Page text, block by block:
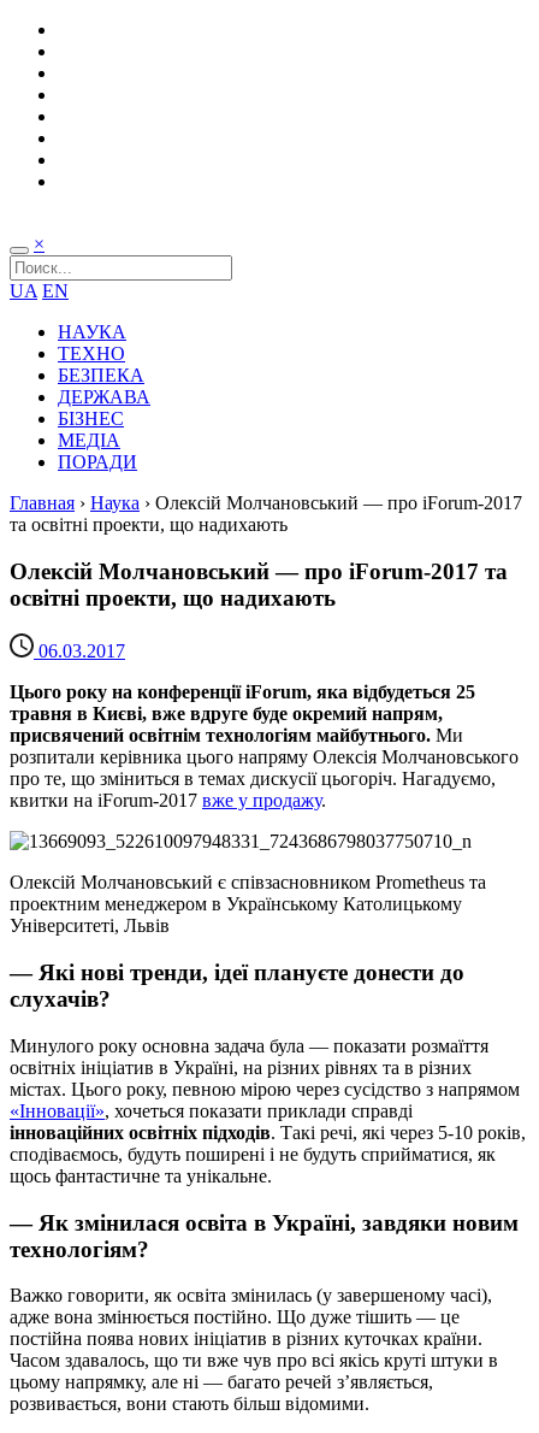
×
UA EN
НАУКА
ТЕХНО
БЕЗПЕКА
ДЕРЖАВА
БІЗНЕС
МЕДІА
ПОРАДИ
Главная › Наука › Олексій Молчановський — про iForum-2017
та освітні проекти, що надихають
Олексій Молчановський — про iForum-2017 та
освітні проекти, що надихають
06.03.2017
Цього року на конференції iForum, яка відбудеться 25
травня в Києві, вже вдруге буде окремий напрям,
присвячений освітнім технологіям майбутнього. Ми
розпитали керівника цього напряму Олексія Молчановського
про те, що зміниться в темах дискусії цьогоріч. Нагадуємо,
квитки на iForum-2017 вже у продажу.
Олексій Молчановський є співзасновником Prometheus та
проектним менеджером в Українському Католицькому
Університеті, Львів
— Які нові тренди, ідеї плануєте донести до
слухачів?
Минулого року основна задача була — показати розмаїття
освітніх ініціатив в Україні, на різних рівнях та в різних
містах. Цього року, певною мірою через сусідство з напрямом
«Інновації», хочеться показати приклади справді
інноваційних освітніх підходів. Такі речі, які через 5-10 років,
сподіваємось, будуть поширені і не будуть сприйматися, як
щось фантастичне та унікальне.
— Як змінилася освіта в Україні, завдяки новим
технологіям?
Важко говорити, як освіта змінилась (у завершеному часі),
адже вона змінюється постійно. Що дуже тішить — це
постійна поява нових ініціатив в різних куточках країни.
Часом здавалось, що ти вже чув про всі якісь круті штуки в
цьому напрямку, але ні — багато речей з’являється,
розвивається, вони стають більш відомими.